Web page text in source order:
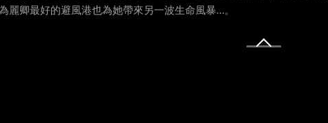
麗卿最好的避風港也為她帶來另一波生命風暴…。